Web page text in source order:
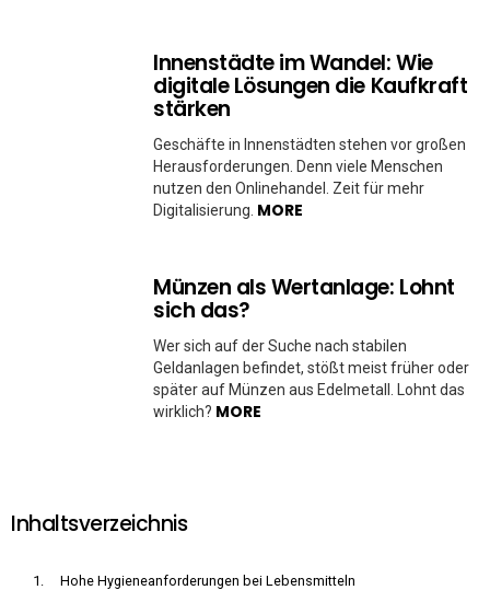
Innenstädte im Wandel: Wie
digitale Lösungen die Kaufkraft
stärken
Geschäfte in Innenstädten stehen vor großen
Herausforderungen. Denn viele Menschen
nutzen den Onlinehandel. Zeit für mehr
Digitalisierung. MORE
Münzen als Wertanlage: Lohnt
sich das?
Wer sich auf der Suche nach stabilen
Geldanlagen befindet, stößt meist früher oder
später auf Münzen aus Edelmetall. Lohnt das
wirklich? MORE
Inhaltsverzeichnis
Hohe Hygieneanforderungen bei Lebensmitteln